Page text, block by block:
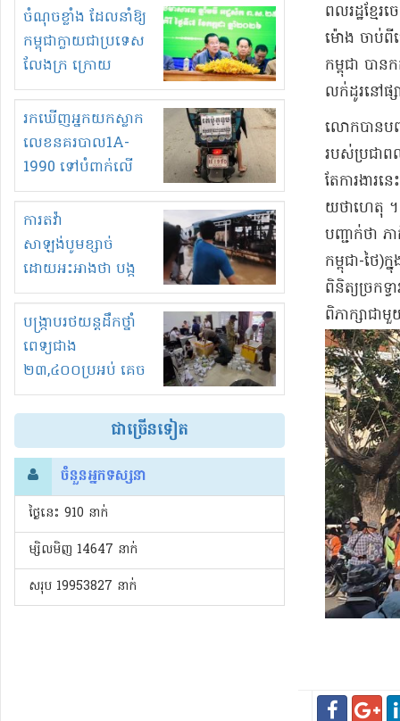
ចំណុចខ្លាំង ដែលនាំឱ្យ
កម្ពុជាក្លាយជាប្រទេស
លែងក្រ ក្រោយ
ឆ្នាំ២០៣០
រកឃើញអ្នកយកស្លាក
លេខនគរបាល1A-
1990 ទៅបំពាក់លើ
ម៉ូតូរបស់ខ្លួន ដាកផ្លាក
រត់ឌុបហើយ
ការតវ៉ា
សាឡង់បូមខ្សាច់
ដោយអះអាងថា បង្ក
បាក់ច្រាំងទន្លេ និង
រំខានទាំងយប់ទាំងថ្ងៃ
បង្ក្រាបរថយន្តដឹកថ្នាំ
ពេទ្យជាង
២៣,៤០០ប្រអប់ គេច
ពន្ធនិងអត់ច្បាប់នាំ
ចូល!?
ជាច្រើនទៀត
ចំនួនអ្នកទស្សនា
ថ្ងៃនេះ​ 910 នាក់
ម្សិលមិញ 14647 នាក់
សរុប 19953827 នាក់
ពលរដ្ឋ​ខ្មែ
ម៉ោង ចាប់
កម្ពុជា បា
លក់ដូរ​នៅ​ផ្
លោក​បាន​បញ្
របស់​ប្រជាព
តែ​ការងារ​
យថាហេតុ ។
បញ្ជាក់ថា ភ
កម្ពុជា​-​ថៃ​)​
ពិនិត្យ​ច្រកទ្
ពិភាក្សា​ជា